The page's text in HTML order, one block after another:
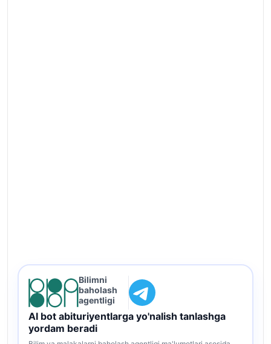
Bilimni
baholash
agentligi
AI bot abituriyentlarga yo'nalish tanlashga
yordam beradi